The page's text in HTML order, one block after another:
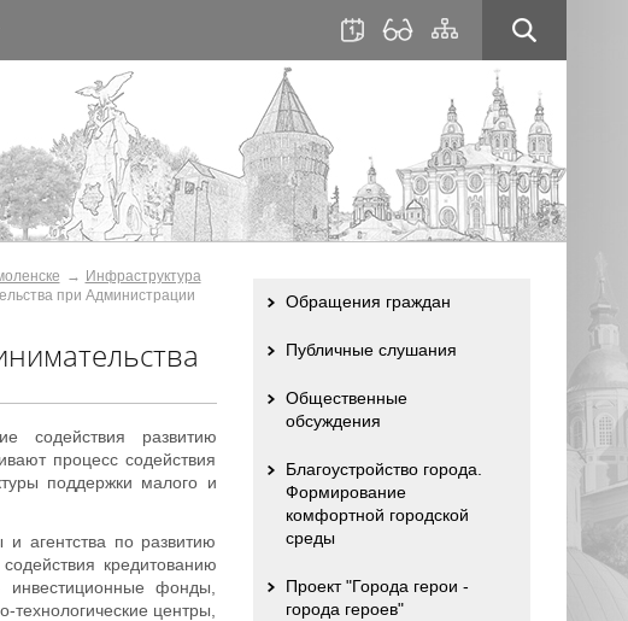
Инфраструктура
при Администрации
содействия развитию
процесс содействия
поддержки малого и
агентства по развитию
кредитованию
фонды,
центры,
Обращения граждан
Публичные слушания
Общественные
обсуждения
Благоустройство города.
Формирование
комфортной городской
среды
Проект "Города герои -
города героев"